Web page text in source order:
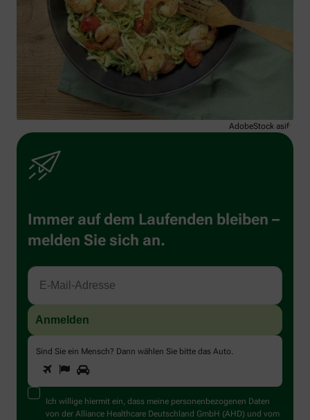
AdobeStock asife
Immer auf dem Laufenden bleiben –
melden Sie sich an.
Sind Sie ein Mensch? Dann wählen Sie bitte das Auto.
Sind
Sie
ein
Mensch?
Dann
1 2
Ich willige hiermit ein, dass meine personenbezogenen Daten
von der Alliance Healthcare Deutschland GmbH (AHD) und vom